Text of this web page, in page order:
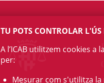
TU POTS CONTROLAR L'ÚS
A l’ICAB utilitzem cookies
per:
Mesurar com s'utilitza la